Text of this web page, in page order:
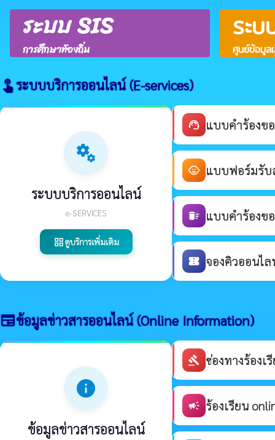
ระบบ SIS
การศึกษาท้องถิ่น
ระบ
ศูนย์ข้อมูล
touch_appระบบบริการออนไลน์ (E-services)
miscellaneous_services
ระบบบริการออนไลน์
e-SERVICES
grid_viewดูบริการเพิ่มเติม
support_agent แบบคำร้องข
child_care แบบฟอร์มรับ
delete_sweep แบบคำร้องข
confirmation_number จองคิวออนไ
newspaperข้อมูลข่าวสารออนไลน์ (Online Information)
info
ข้อมูลข่าวสารออนไลน์
gavel ช่องทางร้อง
campaign ร้องเรียน